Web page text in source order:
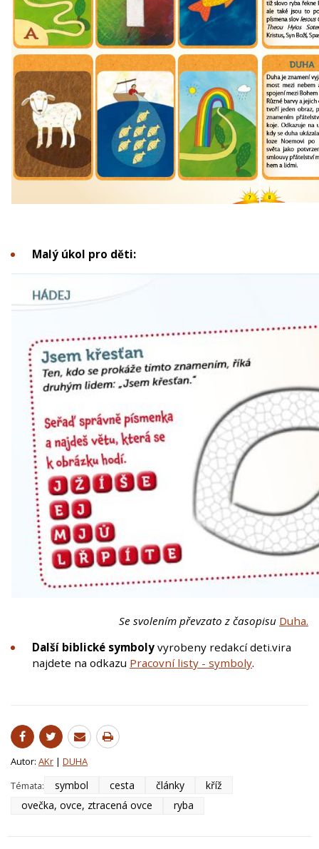
Malý úkol pro děti:
Se svolením převzato z časopisu Duha.
Další biblické symboly vyrobeny redakcí deti.vira
najdete na odkazu Pracovní listy - symboly.
Autor: AKr | DUHA
Témata:
symbol cesta články
kříž
ovečka, ovce, ztracená ovce
ryba